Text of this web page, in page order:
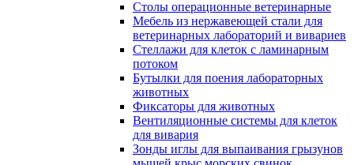
Столы операционные ветеринарные
Мебель из нержавеющей стали для
ветеринарных лабораторий и вивариев
Стеллажи для клеток с ламинарным
потоком
Бутылки для поения лабораторных
животных
Фиксаторы для животных
Вентиляционные системы для клеток
для вивария
Зонды иглы для выпаивания грызунов